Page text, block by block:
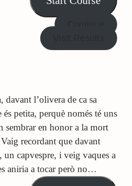
davant l’olivera de ca sa
petita, perquè només té uns
sembrar en honor a la mort
recordant que davant
un capvespre, i veig vaques a
aniria a tocar però no…